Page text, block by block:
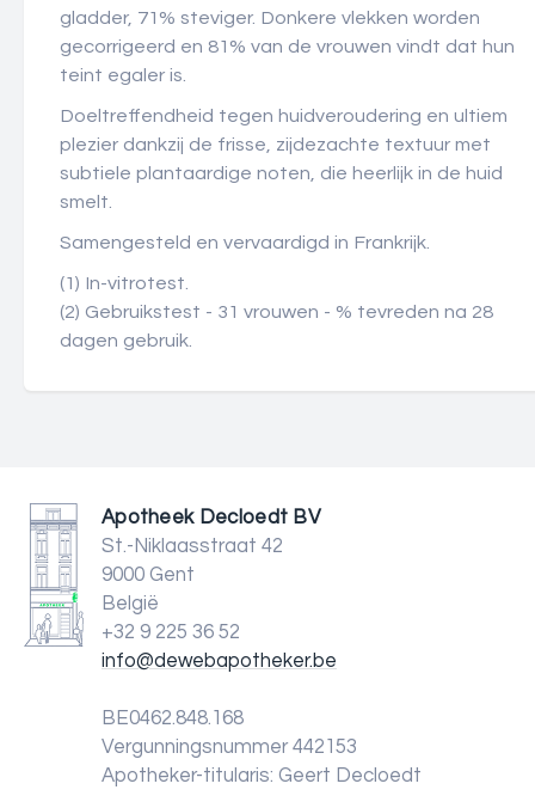
gladder, 71% steviger. Donkere vlekken worden
gecorrigeerd en 81% van de vrouwen vindt dat hun
teint egaler is.
Doeltreffendheid tegen huidveroudering en ultiem
plezier dankzij de frisse, zijdezachte textuur met
subtiele plantaardige noten, die heerlijk in de huid
smelt.
Samengesteld en vervaardigd in Frankrijk.
(1) In-vitrotest.
(2) Gebruikstest - 31 vrouwen - % tevreden na 28
dagen gebruik.
Apotheek Decloedt BV
St.-Niklaasstraat 42
9000 Gent
België
+32 9 225 36 52
info@dewebapotheker.be
BE0462.848.168
Vergunningsnummer 442153
Apotheker-titularis: Geert Decloedt